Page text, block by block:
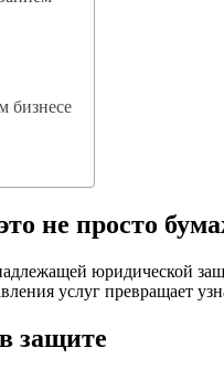
бизнесе
не просто
юридической
услуг
защите